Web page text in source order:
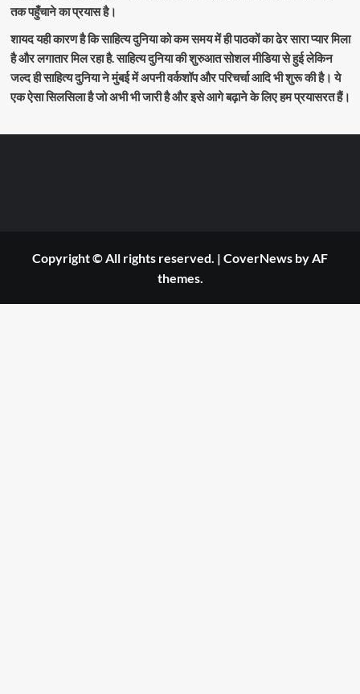
तक पहुँचाने का प्रयास है।
शायद यही कारण है कि साहित्य दुनिया को कम समय में ही पाठकों का ढेर सारा प्यार मिला
है और लगातार मिल रहा है. साहित्य दुनिया की शुरुआत सोशल मीडिया से हुई लेकिन
जल्द ही साहित्य दुनिया ने मुंबई में अपनी वर्कशॉप और परिचर्चा आदि भी शुरू की है। ये
एक ऐसा सिलसिला है जो अभी भी जारी है और इसे आगे बढ़ाने के लिए हम प्रयासरत हैं।
Copyright © All rights reserved. | CoverNews by AF
themes.